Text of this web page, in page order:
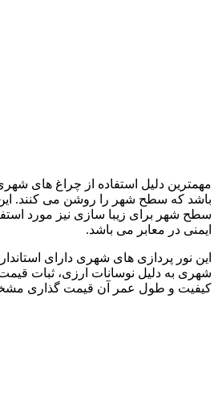
دلیل استفاده از چراغ های
که سطح شهر را روشن می کنند.
شهر برای زیبا سازی نیز مورد
در معابر می باشد.
نور پردازی های شهری دارای
به دلیل نوسانات ارزی، ثبات قیمت
و طول عمر آن قیمت گذاری